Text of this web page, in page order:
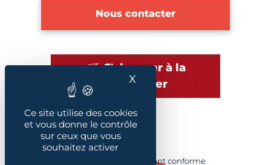
Ce site utilise des cookies
et vous donne le contrôle
sur ceux que vous
souhaitez activer
X Masquer le bandeau
Nous contacter
S'abonner à la
newsletter
Accessibilité : Partiellement conforme